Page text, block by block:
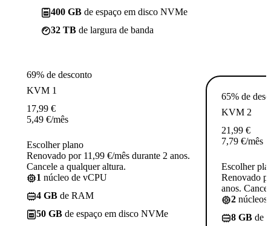
400 GB de espaço em disco NVMe
32 TB de largura de banda
69% de desconto
KVM 1
17,99 €
5,49 €/mês
Escolher plano
Renovado por 11,99 €/mês durante 2 anos.
Cancele a qualquer altura.
1 núcleo de vCPU
4 GB de RAM
50 GB de espaço em disco NVMe
65% de
KVM 2
21,99 €
7,79 €/mês
Escolher
Renovado
anos.
2 núcleos
8 GB de